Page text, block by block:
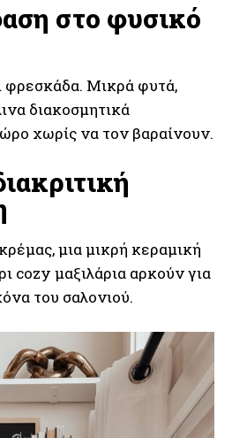
στο φυσικό
φρεσκάδα. Μικρά φυτά,
διακοσμητικά
χωρίς να τον βαραίνουν.
μια μικρή κεραμική
cozy μαξιλάρια αρκούν για
του σαλονιού.